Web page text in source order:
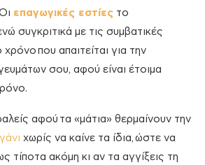
επαγωγικές εστίες το
συγκριτικά με τις συμβατικές
που απαιτείται για την
σου, αφού είναι έτοιμα
αφού τα «μάτια» θερμαίνουν την
χωρίς να καίνε τα ίδια, ώστε να
τίποτα ακόμη κι αν τα αγγίξεις τη